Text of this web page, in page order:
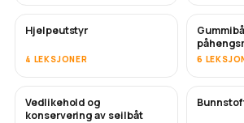
Hjelpeutstyr
4 LEKSJONER 6
Vedlikehold og
konservering av seilbåt
SNART